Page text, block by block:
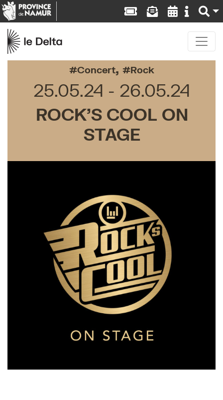
Concert, Rock
25.05.24
26.05.24
ROCK’S COOL ON
STAGE